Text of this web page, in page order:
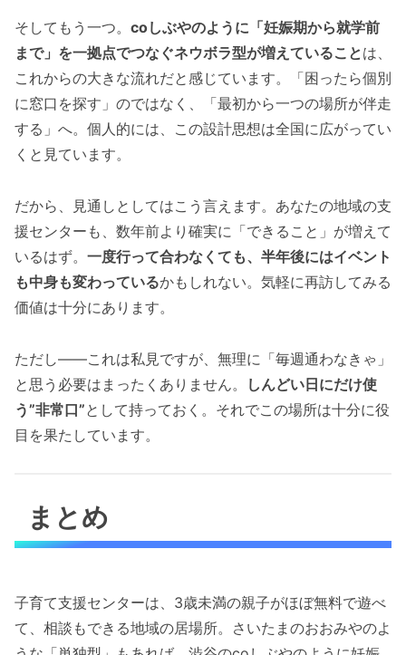
そしてもう一つ。 coしぶやのように「妊娠期から就学前
まで」を一拠点でつなぐネウボラ型が増えていることは、
これからの大きな流れだと感じています。「困ったら個別
に窓口を探す」のではなく、「最初から一つの場所が伴走
する」へ。個人的には、この設計思想は全国に広がってい
くと見ています。
だから、見通しとしてはこう言えます。あなたの地域の支
援センターも、数年前より確実に「できること」が増えて
いるはず。 一度行って合わなくても、半年後にはイベント
も中身も変わっているかもしれない。気軽に再訪してみる
価値は十分にあります。
ただし——これは私見ですが、無理に「毎週通わなきゃ」
と思う必要はまったくありません。
しんどい日にだけ使
う”非常口”として持っておく。それでこの場所は十分に役
目を果たしています。
まとめ
子育て支援センターは、3歳未満の親子がほぼ無料で遊べ
て、相談もできる地域の居場所。さいたまのおおみやのよ